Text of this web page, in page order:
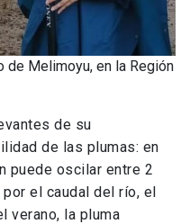
de Melimoyu, en la Región
de su
de las plumas: en
puede oscilar entre 2
el caudal del río, el
verano, la pluma